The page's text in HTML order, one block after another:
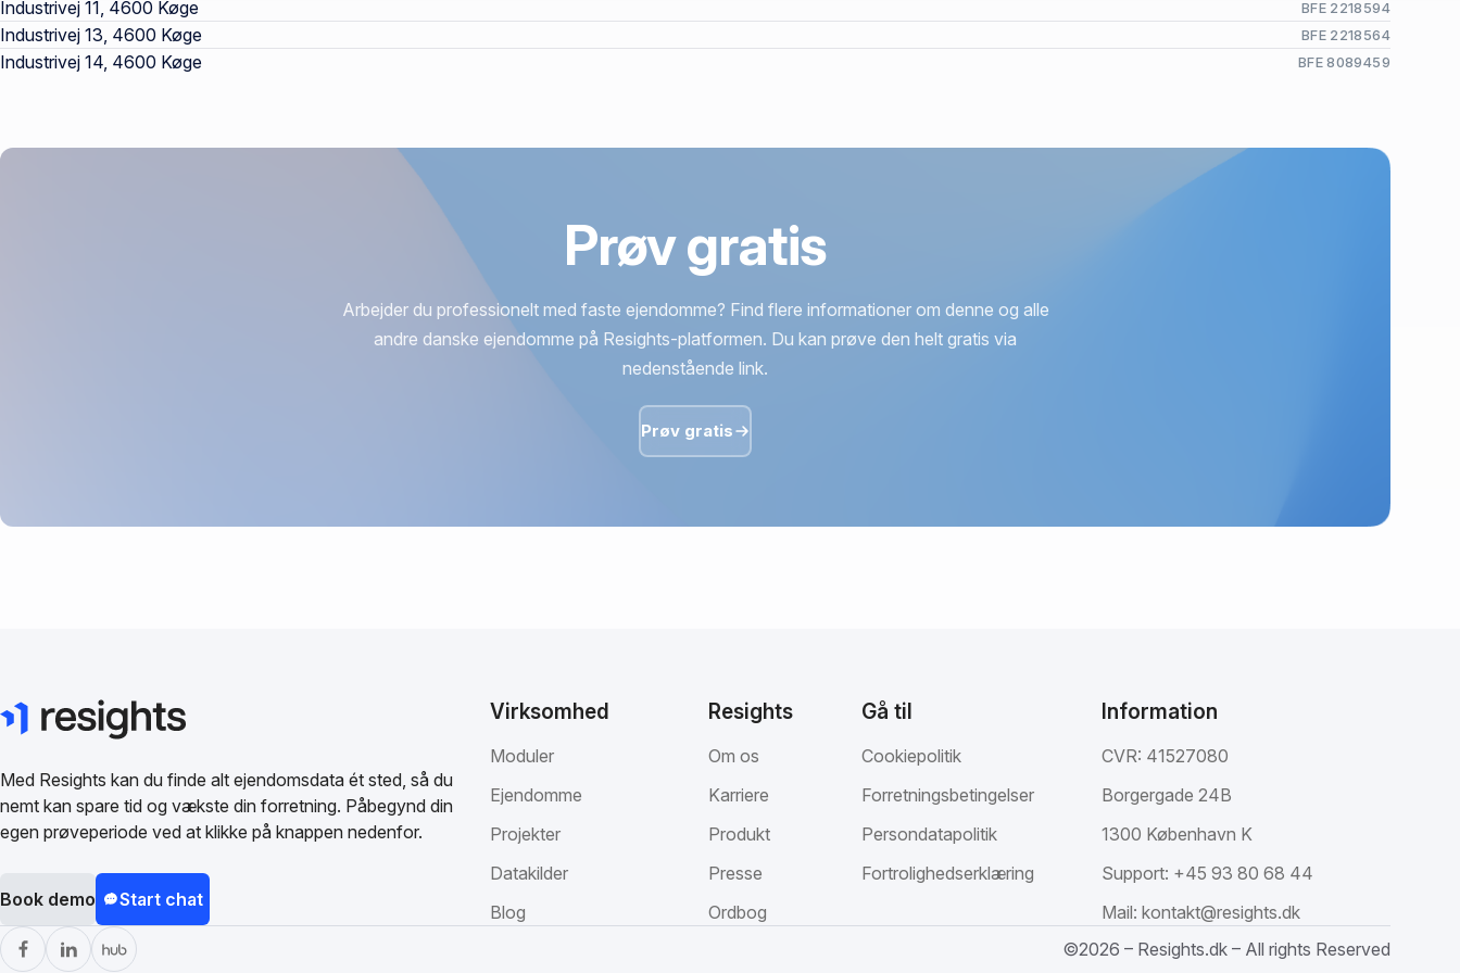
Industrivej 11, 4600 Køge BFE 2218594
Industrivej 13, 4600 Køge BFE 2218564
Industrivej 14, 4600 Køge BFE 8089459
Prøv gratis
Arbejder du professionelt med faste ejendomme? Find flere informationer om denne og alle
andre danske ejendomme på Resights-platformen. Du kan prøve den helt gratis via
nedenstående link.
Prøv gratis
Med Resights kan du finde alt ejendomsdata ét sted, så du
nemt kan spare tid og vækste din forretning. Påbegynd din
egen prøveperiode ved at klikke på knappen nedenfor.
Book demo Start chat
Virksomhed
Moduler
Ejendomme
Projekter
Datakilder
Blog
Resights
Om os
Karriere
Produkt
Presse
Ordbog
Gå til
Cookiepolitik
Forretningsbetingelser
Persondatapolitik
Fortrolighedserklæring
Information
CVR: 41527080
Borgergade 24B
1300 København K
Support: +45 93 80 68 44
Mail: kontakt@resights.dk
©2026 – Resights.dk – All rights Reserved